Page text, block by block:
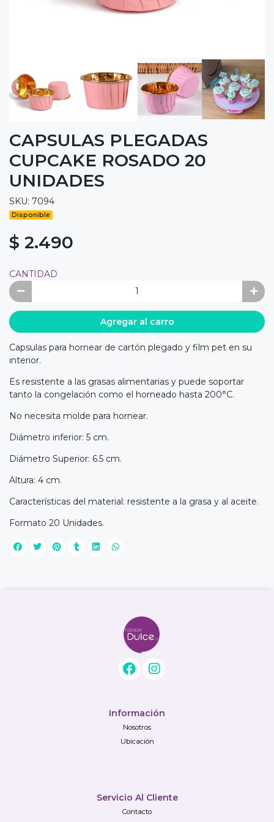
CAPSULAS PLEGADAS
CUPCAKE ROSADO 20
UNIDADES
SKU: 7094
Disponible
$ 2.490
CANTIDAD
Agregar al carro
Capsulas para hornear de cartón plegado y film pet en su
interior.
Es resistente a las grasas alimentarias y puede soportar
tanto la congelación como el horneado hasta 200°C.
No necesita molde para hornear.
Diámetro inferior: 5 cm.
Diámetro Superior: 6.5 cm.
Altura: 4 cm.
Características del material: resistente a la grasa y al aceite.
Formato 20 Unidades.
Información
Nosotros
Ubicación
Servicio Al Cliente
Contacto